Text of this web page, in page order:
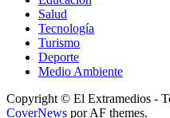
Salud
Tecnología
Turismo
Deporte
Medio Ambiente
Copyright © El Extramedios -
CoverNews por AF themes.